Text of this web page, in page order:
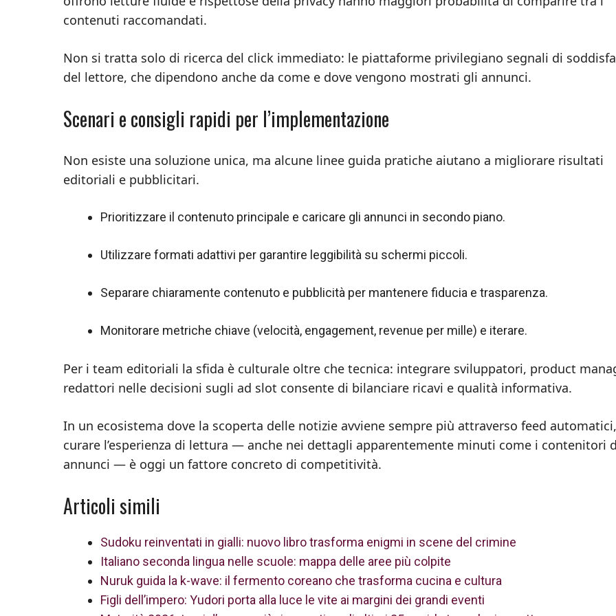
contenuti raccomandati.
Non si tratta solo di ricerca del click immediato: le piattaforme privilegiano segnali di
del lettore, che dipendono anche da come e dove vengono mostrati gli annunci.
Scenari e consigli rapidi per l’implementazione
Non esiste una soluzione unica, ma alcune linee guida pratiche aiutano a migliorare risultati
editoriali e pubblicitari.
Prioritizzare il contenuto principale e caricare gli annunci in secondo piano.
Utilizzare formati adattivi per garantire leggibilità su schermi piccoli.
Separare chiaramente contenuto e pubblicità per mantenere fiducia e trasparenza.
Monitorare metriche chiave (velocità, engagement, revenue per mille) e iterare.
Per i team editoriali la sfida è culturale oltre che tecnica: integrare sviluppatori, product
redattori nelle decisioni sugli ad slot consente di bilanciare ricavi e qualità informativa.
In un ecosistema dove la scoperta delle notizie avviene sempre più attraverso feed automatici,
curare l’esperienza di lettura — anche nei dettagli apparentemente minuti come i contenitori
annunci — è oggi un fattore concreto di competitività.
Articoli simili
Sudoku reinventati in gialli: nuovo libro trasforma enigmi in scene del crimine
Italiano seconda lingua nelle scuole: mappa delle aree più colpite
Nuruk guida la k-wave: il fermento coreano che trasforma cucina e cultura
Figli dell’impero: Yudori porta alla luce le vite ai margini dei grandi eventi